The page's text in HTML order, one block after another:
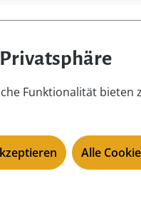
Funktionalität bieten
Alle